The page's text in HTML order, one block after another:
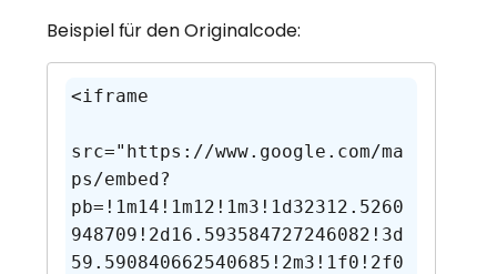
Beispiel für den Originalcode:
<iframe
src="https://www.google.com/ma
ps/embed?
pb=!1m14!1m12!1m3!1d32312.5260
948709!2d16.593584727246082!3d
59.590840662540685!2m3!1f0!2f0